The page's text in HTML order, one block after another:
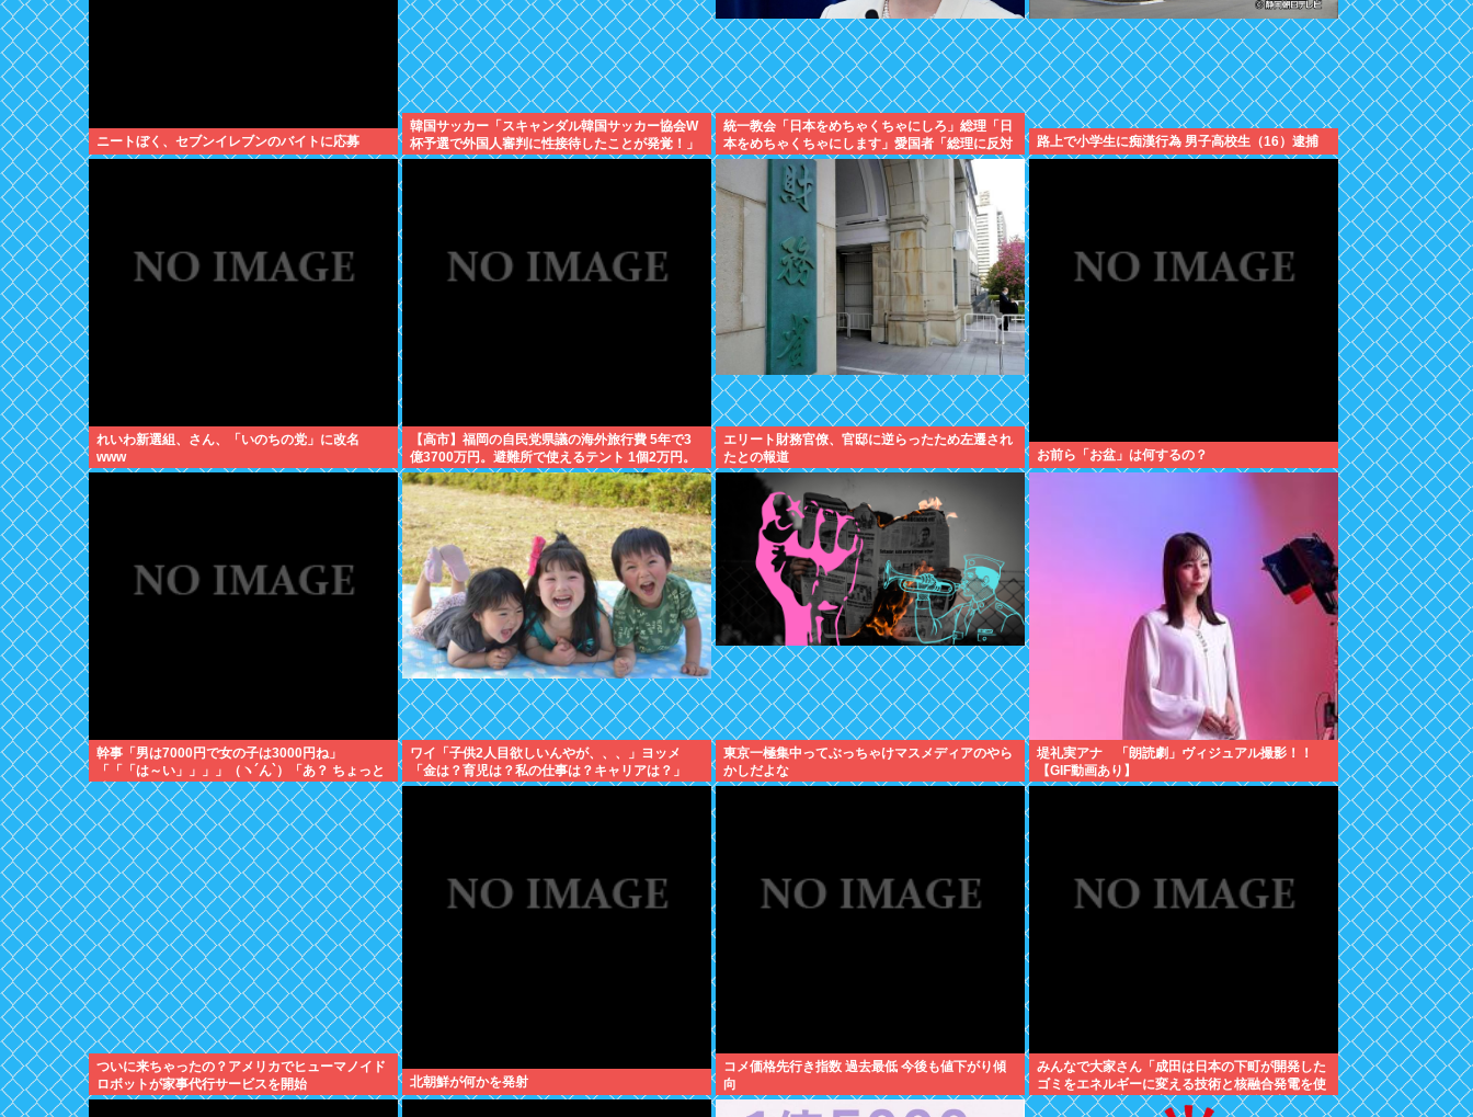
ニートぼく、セブンイレブンのバイトに応募
韓国サッカー「スキャンダル韓国サッカー協会W
杯予選で外国人審判に性接待したことが発覚！」
統一教会「日本をめちゃくちゃにしろ」総理「日
本をめちゃくちゃにします」愛国者「総理に反対
するやつは反日！」 これなに？
路上で小学生に痴漢行為 男子高校生（16）逮捕
れいわ新選組、さん、「いのちの党」に改名
www
【高市】福岡の自民党県議の海外旅行費 5年で3
億3700万円。避難所で使えるテント 1個2万円。
エリート財務官僚、官邸に逆らったため左遷され
たとの報道
お前ら「お盆」は何するの？
幹事「男は7000円で女の子は3000円ね」
「「「は～い」」」」（ヽ´ん`）「あ？ ちょっと
待てよ」
ワイ「子供2人目欲しいんやが、、、」ヨッメ
「金は？育児は？私の仕事は？キャリアは？」
東京一極集中ってぶっちゃけマスメディアのやら
かしだよな
堤礼実アナ 「朗読劇」ヴィジュアル撮影！！
【GIF動画あり】
ついに来ちゃったの？アメリカでヒューマノイド
ロボットが家事代行サービスを開始
北朝鮮が何かを発射
コメ価格先行き指数 過去最低 今後も値下がり傾
向
みんなで大家さん「成田は日本の下町が開発した
ゴミをエネルギーに変える技術と核融合発電を使
うのでエコで高い資産価値があり利益が出る